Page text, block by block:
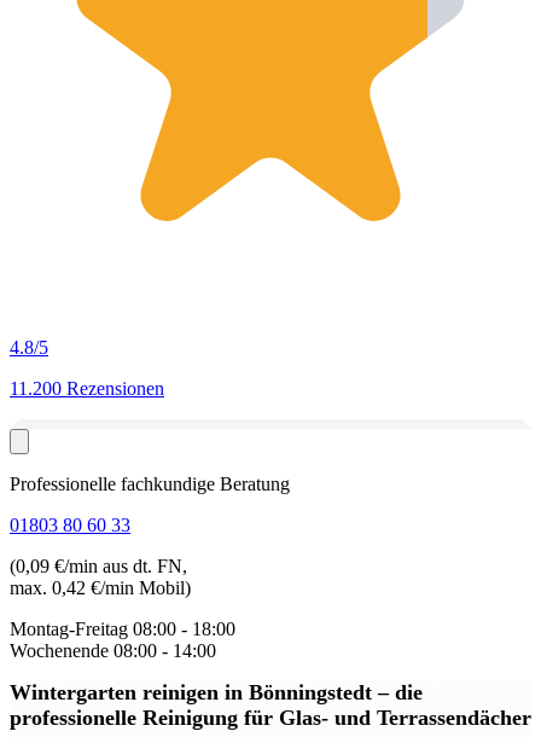
4.8/5
11.200 Rezensionen
Professionelle fachkundige Beratung
01803 80 60 33
(0,09 €/min aus dt. FN,
max. 0,42 €/min Mobil)
Montag-Freitag 08:00 - 18:00
Wochenende 08:00 - 14:00
Wintergarten reinigen in Bönningstedt– die
professionelle Reinigung für Glas- und Terrassendächer